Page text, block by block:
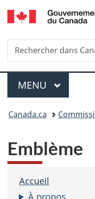
Recherche
Rechercher
dans
Menu
MENU PRINCIPAL
Vous
ici :
Canada.ca
Emblème
Accueil
À propos